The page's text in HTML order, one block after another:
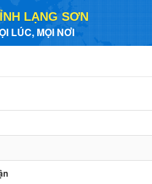
LẠNG SƠN
LÚC, MỌI NƠI